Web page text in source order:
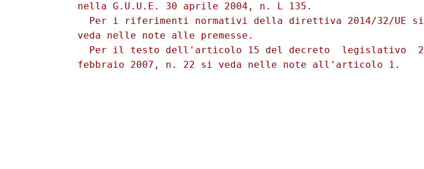
          nella G.U.U.E. 30 aprile 2004, n. L 135.
            Per i riferimenti normativi della direttiva 2014/32/UE si
          veda nelle note alle premesse.
            Per il testo dell'articolo 15 del decreto  legislativo  2